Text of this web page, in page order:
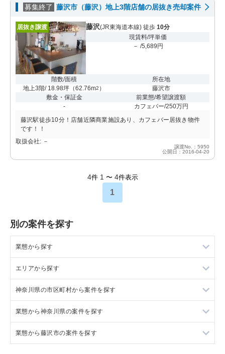
募集終了 藤沢市（藤沢）地上3階店舗の居抜き売却案件
居抜き譲渡 藤沢(JR東海道本線) 徒歩 10分
現賃料/坪単価
－ /5,689円
階数/面積
地上3階/ 18.98坪 （62.76m2 ）
所在地
藤沢市
敷金・保証金
-
前業態/希望譲渡額
カフェバー/250万円
藤沢駅徒歩10分！店舗近隣商業施設あり、カフェバー居抜き物件
です！！
取扱会社: －
譲渡No.：5950
公開日：2016-04-20
4件 1 〜 4件表示
1
別の案件を探す
業態から探す
ラーメンの居抜き売却物件の案件一覧
フランス料理の居抜き売却物件の案件一覧
イタリア料理の居抜き売却物件の案件一覧
中華の居抜き売却物件の案件一覧
エリアから探す
東京23区の飲食店の居抜き売却物件の案件一覧
東京都下の飲食店の居抜き売却物件の案件一覧
千葉県の飲食店の居抜き売却物件の案件一覧
神奈川県の市区町村から案件を探す
大和市の飲食店の居抜き売却物件の案件一覧
鎌倉市の飲食店の居抜き売却物件の案件一覧
業態から神奈川県の案件を探す
神奈川県のラーメンの居抜き売却物件の案件一覧
業態から藤沢市の案件を探す